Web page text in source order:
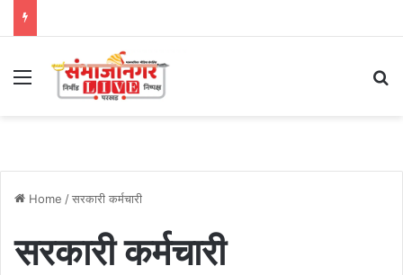
Menu
Home /सरकारी कर्मचारी
सरकारी कर्मचारी